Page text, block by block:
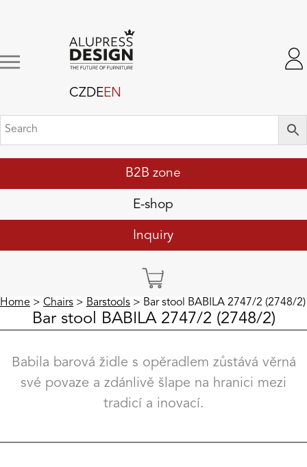
B2B zone
E-shop
Inquiry
CZDEEN
Home > Chairs > Barstools > Bar stool BABILA 2747/2 (2748/2)
Bar stool BABILA 2747/2 (2748/2)
Babila barová židle s opěradlem zůstává věrná
své povaze a zdánlivě šlape na hranici mezi
tradicí a inovací.